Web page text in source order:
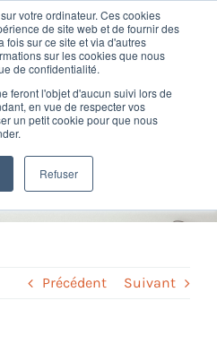
votre ordinateur. Ces cookies
de site web et de fournir des
fois sur ce site et via d'autres
sur les cookies que nous
de confidentialité.
feront l'objet d'aucun suivi lors de
en vue de respecter vos
un petit cookie pour que nous
Refuser
offres
clients
Fortify
Cahier des
SIRH
Précédent Suivant